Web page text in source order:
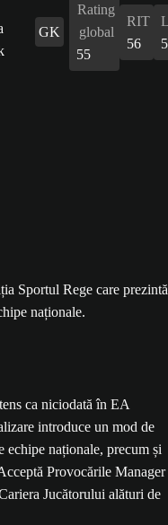
GK
Rating
global
55
RIT
56
ca niciodată în EA
introduce un mod de
echipe naționale, precum și
Provocările Manager
Jucătorului alături de